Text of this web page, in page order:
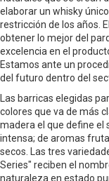
elaborar un whisky
restricción de los años.
obtener lo mejor del
excelencia en el
Estamos ante un
del futuro dentro del
Las barricas elegidas
colores que va de más
madera el que define el
intensa; de aromas
secos. Las tres
Series" reciben el
naturaleza en estado